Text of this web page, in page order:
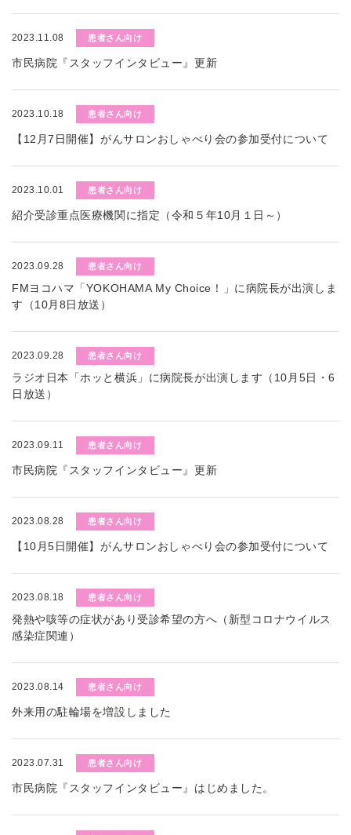
2023.11.08 患者さん向け
市民病院『スタッフインタビュー』更新
2023.10.18 患者さん向け
【12月7日開催】がんサロンおしゃべり会の参加受付について
2023.10.01 患者さん向け
紹介受診重点医療機関に指定（令和５年10月１日～）
2023.09.28 患者さん向け
FMヨコハマ「YOKOHAMA My Choice！」に病院長が出演しま
す（10月8日放送）
2023.09.28 患者さん向け
ラジオ日本「ホッと横浜」に病院長が出演します（10月5日・6
日放送）
2023.09.11 患者さん向け
市民病院『スタッフインタビュー』更新
2023.08.28 患者さん向け
【10月5日開催】がんサロンおしゃべり会の参加受付について
2023.08.18 患者さん向け
発熱や咳等の症状があり受診希望の方へ（新型コロナウイルス
感染症関連）
2023.08.14 患者さん向け
外来用の駐輪場を増設しました
2023.07.31 患者さん向け
市民病院『スタッフインタビュー』はじめました。